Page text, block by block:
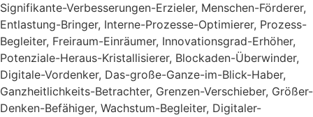
Signifikante-Verbesserungen-Erzieler, Menschen-Förderer,
Entlastung-Bringer, Interne-Prozesse-Optimierer, Prozess-
Begleiter, Freiraum-Einräumer, Innovationsgrad-Erhöher,
Potenziale-Heraus-Kristallisierer, Blockaden-Überwinder,
Digitale-Vordenker, Das-große-Ganze-im-Blick-Haber,
Ganzheitlichkeits-Betrachter, Grenzen-Verschieber, Größer-
Denken-Befähiger, Wachstum-Begleiter, Digitaler-